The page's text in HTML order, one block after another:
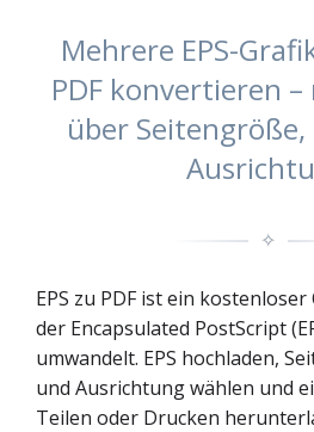
Mehrere EPS-
PDF konvertieren
über
✧
EPS zu PDF ist ein
der Encapsulated PostScript
umwandelt. EPS hochladen,
und Ausrichtung wählen und
Teilen oder Drucken